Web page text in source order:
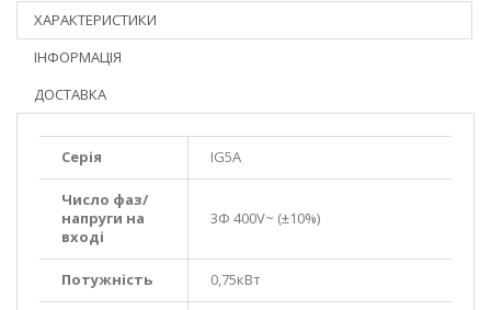
ХАРАКТЕРИСТИКИ
ІНФОРМАЦІЯ
ДОСТАВКА
Серія IG5A
Число фаз/
напруги на
вході
3Ф 400V~ (±10%)
Потужність 0,75кВт